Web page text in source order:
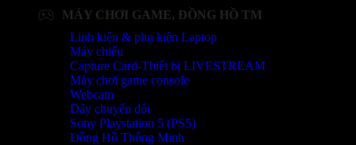
MÁY CHƠI GAME, ĐỒNG HỒ TM
Linh kiện & phụ kiện Laptop
Máy chiếu
Capture Card-Thiết bị LIVESTREAM
Máy chơi game console
Webcam
Dây chuyển đổi
Sony Playstation 5 (PS5)
Đồng Hồ Thông Minh